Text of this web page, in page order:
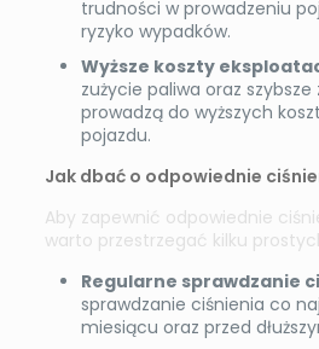
trudności w prowadzeniu
ryzyko wypadków.
Wyższe koszty
zużycie paliwa oraz
prowadzą do wyższych
pojazdu.
Jak dbać o odpowiednie
Aby zapewnić odpowiednie
warto przestrzegać kilku
Regularne sprawdzanie
sprawdzanie ciśnienia co
miesiącu oraz przed